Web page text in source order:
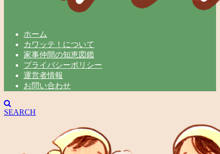
ホーム
カワッテ！について
家事仲間の知恵図鑑
プライバシーポリシー
運営者情報
お問い合わせ
SEARCH